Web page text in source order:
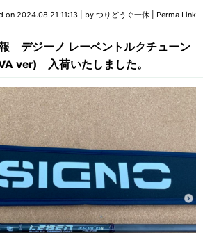
on 2024.08.21 11:13 by つりどうぐ一休 Perma Link
デジーノ レーベントルクチューン
ver) 入荷いたしました。